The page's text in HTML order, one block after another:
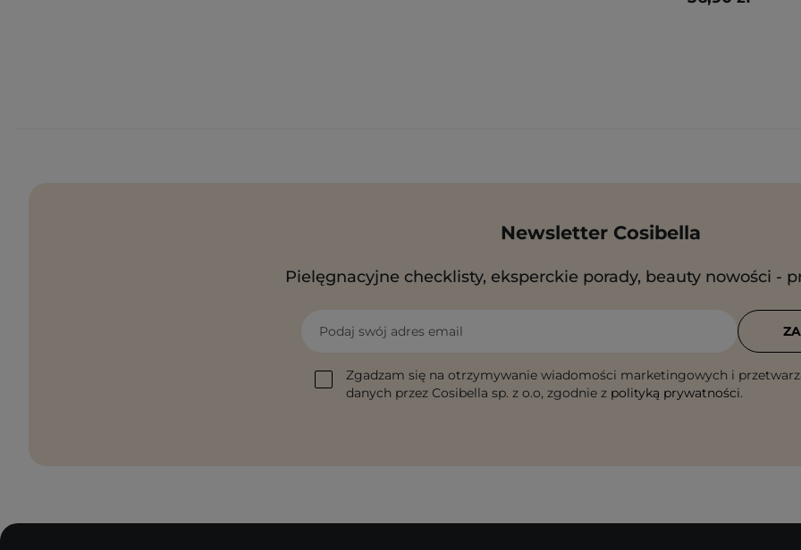
Newsletter Cosibella
Pielęgnacyjne checklisty, eksperckie porady, beauty nowości -
Podaj swój adres email
Zgadzam się na otrzymywanie wiadomości marketingowych i
danych przez Cosibella sp. z o.o, zgodnie z polityką prywatności.